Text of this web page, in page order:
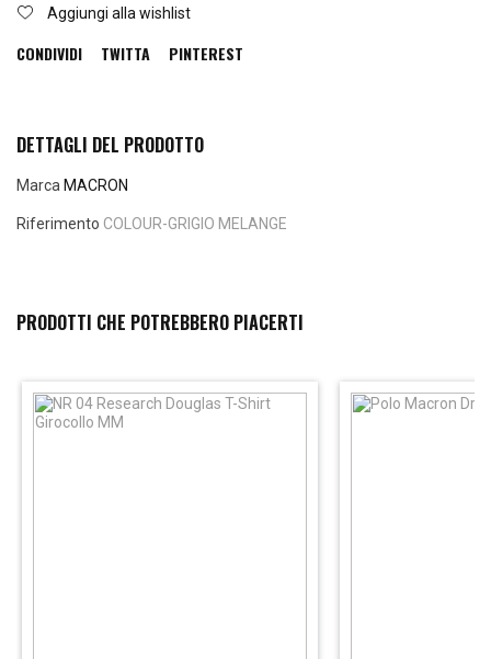
Aggiungi alla wishlist
CONDIVIDI TWITTA PINTEREST
DETTAGLI DEL PRODOTTO
Marca MACRON
Riferimento COLOUR-GRIGIO MELANGE
PRODOTTI CHE POTREBBERO PIACERTI